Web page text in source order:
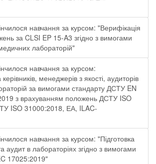
навчання за курсом: "Верифікація
за CLSI EP 15-A3 згідно з вимогами
лабораторій"
навчання за курсом:
менеджерів з якості, аудиторів
за вимогами стандарту ДСТУ EN
з врахуванням положень ДСТУ ISO
ISO 31000:2018, ЕА, ILAC-
навчання за курсом: "Підготовка
аудит в лабораторіях згідно з вимогами
17025:2019"